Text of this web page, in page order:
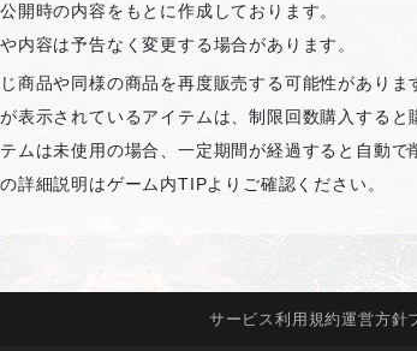
開時の内容をもとに作成しております。
内容は予告なく変更する場合があります。
商品や同様の商品を再度販売する可能性がありま
表示されているアイテムは、制限回数購入すると
ムは未使用の場合、一定期間が経過すると自動
詳細説明はゲーム内TIPよりご確認ください。
サービス 利用規約運営方針